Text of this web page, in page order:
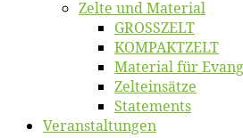
Zel­te und Material
GROSSZELT
KOMPAKTZELT
Ma­te­ri­al für
Zelt­ein­sät­ze
State­ments
Ver­an­stal­tun­gen